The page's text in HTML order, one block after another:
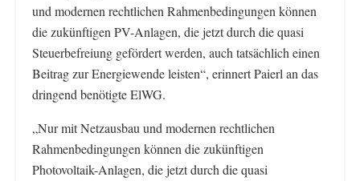
und modernen rechtlichen Rahmenbedingungen können
die zukünftigen PV-Anlagen, die jetzt durch die quasi
Steuerbefreiung gefördert werden, auch tatsächlich einen
Beitrag zur Energiewende leisten“, erinnert Paierl an das
dringend benötigte ElWG.
„Nur mit Netzausbau und modernen rechtlichen
Rahmenbedingungen können die zukünftigen
Photovoltaik-Anlagen, die jetzt durch die quasi